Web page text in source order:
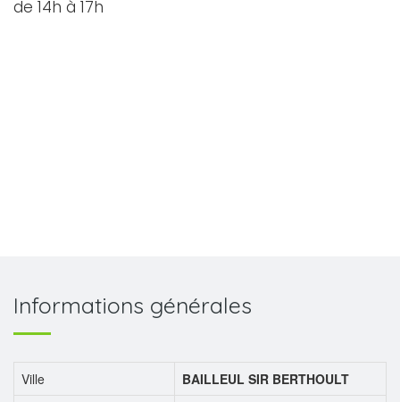
de 14h à 17h
Informations générales
Ville
BAILLEUL SIR BERTHOULT